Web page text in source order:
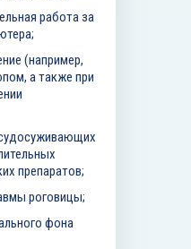
работа за
(например,
а также при
препаратов;
роговицы;
фона